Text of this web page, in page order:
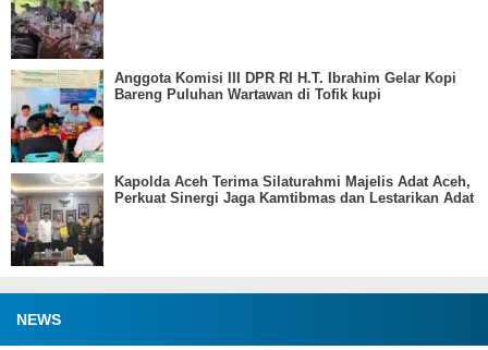
Anggota Komisi III DPR RI H.T. Ibrahim Gelar Kopi
Bareng Puluhan Wartawan di Tofik kupi
Kapolda Aceh Terima Silaturahmi Majelis Adat Aceh,
Perkuat Sinergi Jaga Kamtibmas dan Lestarikan Adat
NEWS